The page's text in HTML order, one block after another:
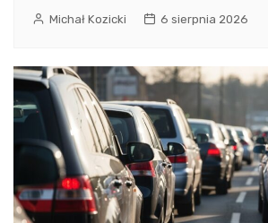
Michał Kozicki 6 sierpnia 2026